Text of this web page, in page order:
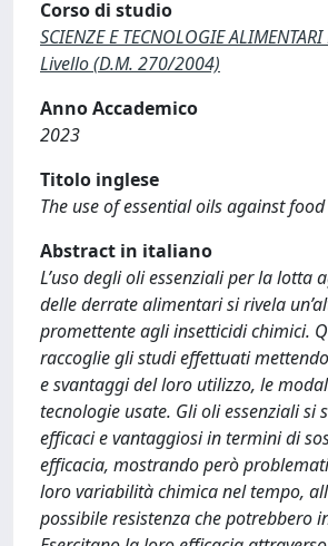
Corso di studio
SCIENZE E TECNOLOGIE
Livello (D.M. 270/2004)
Anno Accademico
2023
Titolo inglese
The use of essential oils against
Abstract in italiano
L’uso degli oli essenziali per la lotta
delle derrate alimentari si rivela
promettente agli insetticidi chimici.
raccoglie gli studi effettuati
e svantaggi del loro utilizzo, le
tecnologie usate. Gli oli essenziali si
efficaci e vantaggiosi in termini di
efficacia, mostrando però
loro variabilità chimica nel tempo,
possibile resistenza che potrebbero